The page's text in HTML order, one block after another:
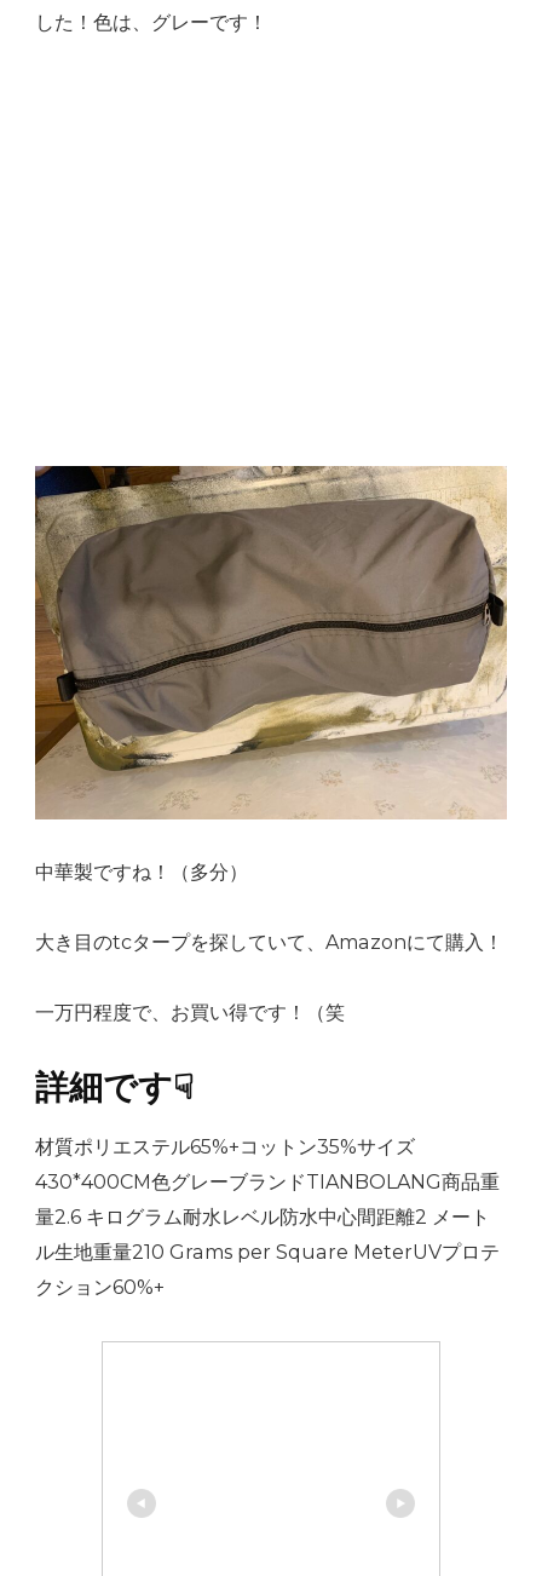
した！色は、グレーです！
中華製ですね！（多分）
大き目のtcタープを探していて、Amazonにて購入！
一万円程度で、お買い得です！（笑
詳細です☟
材質ポリエステル65%+コットン35%サイズ
430*400CM色グレーブランドTIANBOLANG商品重
量2.6 キログラム耐水レベル防水中心間距離2 メート
ル生地重量210 Grams per Square MeterUVプロテ
クション60%+